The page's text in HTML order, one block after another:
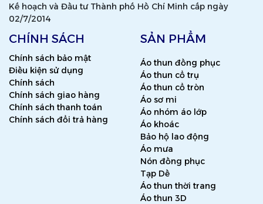
Kế hoạch và Đầu tư Thành phố Hồ Chí Minh cấp ngày
02/7/2014
CHÍNH SÁCH
Chính sách bảo mật
Điều kiện sử dụng
Chính sách
Chính sách giao hàng
Chính sách thanh toán
Chính sách đổi trả hàng
SẢN PHẨM
Áo thun đồng phục
Áo thun cổ trụ
Áo thun cổ tròn
Áo sơ mi
Áo nhóm áo lớp
Áo khoác
Bảo hộ lao động
Áo mưa
Nón đồng phục
Tạp Dề
Áo thun thời trang
Áo thun 3D